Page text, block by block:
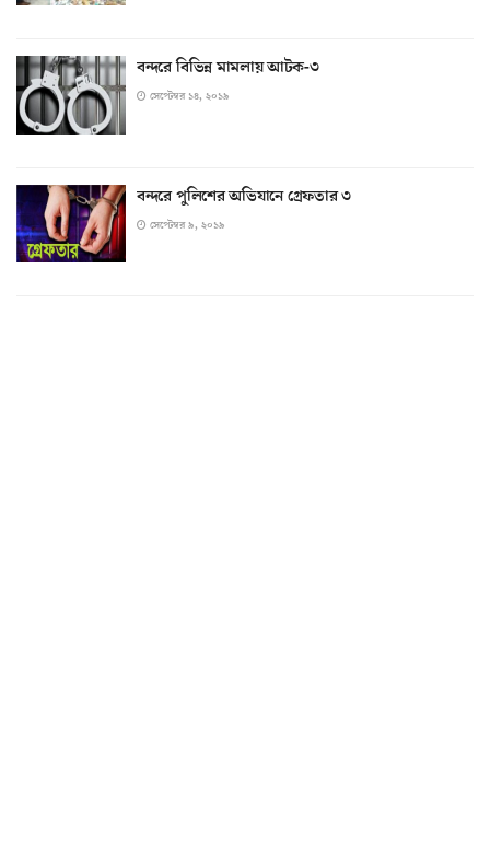
বন্দরে বিভিন্ন মামলায় আটক-৩
সেপ্টেম্বর ১৪, ২০১৯
বন্দরে পুলিশের অভিযানে গ্রেফতার ৩
সেপ্টেম্বর ৯, ২০১৯